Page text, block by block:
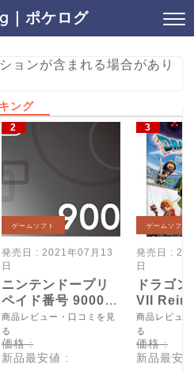
｜ポケログ
ョンが含まれる場合があり
ング
ゲームソフト
発売日 : 2021年07月13
日
ニンテンドープリ
ペイド番号 9000
円|オンラインコー
ド版
商品レビュー・口コミを見
る
価格 :
新品最安値 :
ゲームソフト
発売日 :
日
ドラゴ
VII
Switch2
商品レビュ
る
価格 :
新品最安